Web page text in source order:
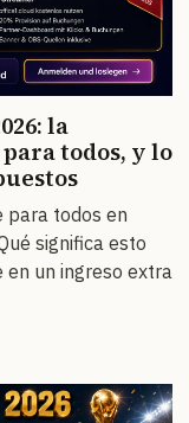
la
todos, y lo
para todos en
significa esto
un ingreso extra